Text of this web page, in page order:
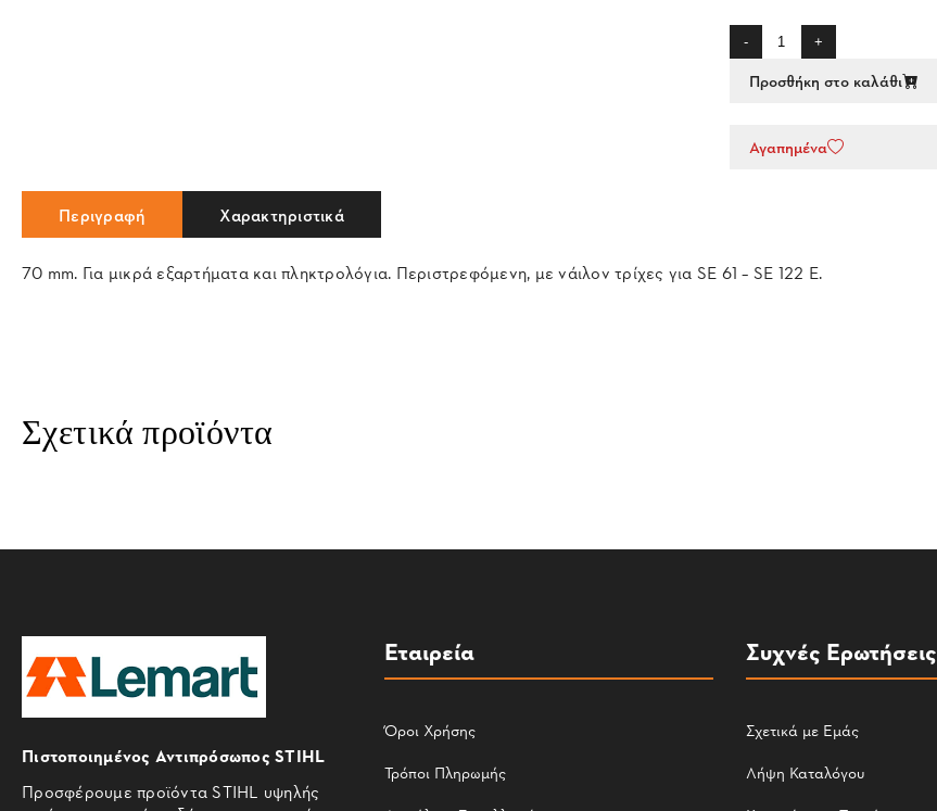
- +
Προσθήκη στο καλάθι
Αγαπημένα
Περιγραφή Χαρακτηριστικά
70 mm. Για μικρά εξαρτήματα και πληκτρολόγια. Περιστρεφόμενη, με νάιλον τρίχες για SE 61 – SE 122 E.
Σχετικά προϊόντα
Πιστοποιημένος Αντιπρόσωπος STIHL
Προσφέρουμε προϊόντα STIHL υψηλής
Εταιρεία
Όροι Χρήσης
Τρόποι Πληρωμής
Συχνές Ερωτήσεις
Σχετικά με Εμάς
Λήψη Καταλόγου